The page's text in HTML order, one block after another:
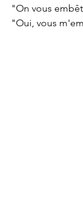
"On vous
"Oui, vous